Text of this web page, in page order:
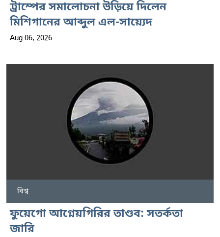
ট্রাম্পের সমালোচনা উড়িয়ে দিলেন
মিশিগানের আব্দুল এল-সায়্যেদ
Aug 06, 2026
বিশ্ব
ফুয়েগো আগ্নেয়গিরির তাণ্ডব: সতর্কতা
জারি